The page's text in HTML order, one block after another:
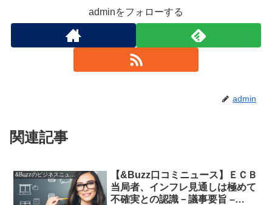
adminをフォローする
admin
関連記事
&Buzzのビジネスニュース
【&Buzz口コミニュース】ＥＣＢ
当局者、インフレ見通しは極めて
不確実との認識－議事要旨 –